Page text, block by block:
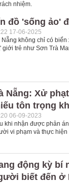
nhiệm.
đồ 'sống ảo'
17-06-2025
không chỉ có biển
giới trẻ như Sơn Trà
Nẵng: Xử
tôn trọng
06-09-2023
khi nhận được phản
vi phạm và thực hiện
động kỳ bí
biết đến ở